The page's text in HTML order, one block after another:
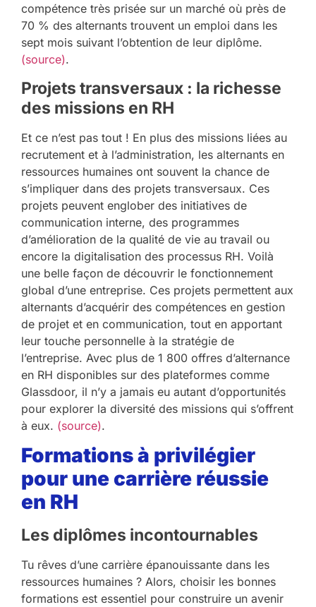
compétence très prisée sur un marché où près de
70 % des alternants trouvent un emploi dans les
sept mois suivant l’obtention de leur diplôme.
(source).
Projets transversaux : la richesse
des missions en RH
Et ce n’est pas tout ! En plus des missions liées au
recrutement et à l’administration, les alternants en
ressources humaines ont souvent la chance de
s’impliquer dans des projets transversaux. Ces
projets peuvent englober des initiatives de
communication interne, des programmes
d’amélioration de la qualité de vie au travail ou
encore la digitalisation des processus RH. Voilà
une belle façon de découvrir le fonctionnement
global d’une entreprise. Ces projets permettent aux
alternants d’acquérir des compétences en gestion
de projet et en communication, tout en apportant
leur touche personnelle à la stratégie de
l’entreprise. Avec plus de 1 800 offres d’alternance
en RH disponibles sur des plateformes comme
Glassdoor, il n’y a jamais eu autant d’opportunités
pour explorer la diversité des missions qui s’offrent
à eux. (source).
Formations à privilégier
pour une carrière réussie
en RH
Les diplômes incontournables
Tu rêves d’une carrière épanouissante dans les
ressources humaines ? Alors, choisir les bonnes
formations est essentiel pour construire un avenir